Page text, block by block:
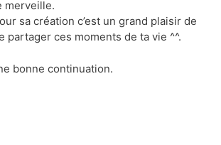
merveille.
sa création c’est un grand plaisir de
partager ces moments de ta vie ^^.
bonne continuation.